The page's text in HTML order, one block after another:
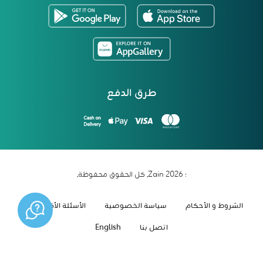
طرق الدفع
؛ 2026 Zain. كل الحقوق محفوظة.
الشروط و الأحكام سياسة الخصوصية
الأسئلة الأكثر شيوعاً
اتصل بنا
English